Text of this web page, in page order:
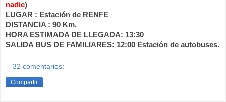
nadie)
LUGAR : Estación de RENFE
DISTANCIA : 90 Km.
HORA ESTIMADA DE LLEGADA: 13:30
SALIDA BUS DE FAMILIARES: 12:00 Estación de autobuses.
32 comentarios:
Compartir